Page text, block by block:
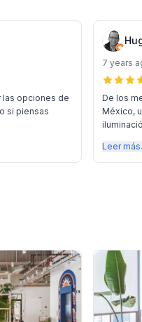
opciones de
si piensas
7 years
De los
México,
Leer